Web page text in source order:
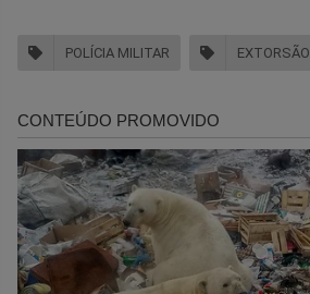
POLÍCIA MILITAR EXTORSÃO